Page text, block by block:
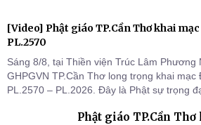
[Video] Phật giáo TP.Cần Thơ khai
PL.2570
Sáng 8/8, tại Thiền viện Trúc Lâm Phương
GHPGVN TP.Cần Thơ long trọng khai
PL.2570 – PL.2026. Đây là Phật sự trọng
thứ I, thể hiện sự quan tâm đối với công
Phật giáo TP.Cần